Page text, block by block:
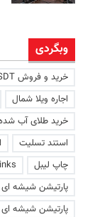
وبگردی
خرید و فروش USDT
اجاره ویلا شمال
خرید طلای آب
استند تسلیت
چاپ لیبل
پارتیشن شیشه ای
پارتیشن شیشه ای